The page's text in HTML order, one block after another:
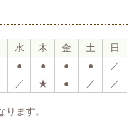
水 木 金 土
日
● ● ● ●
／
／ ★ ● ／ ／
ます。